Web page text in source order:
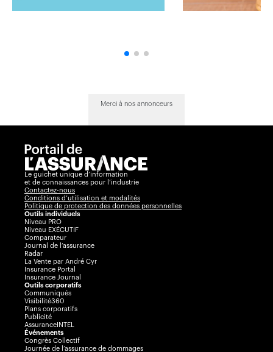
Merci à nos annonceurs
Le guichet unique d’information
et de connaissances pour l’industrie
Contactez-nous
Conditions d’utilisation et modalités
Politique de protection des données personnelles
Outils individuels
Niveau PRO
Niveau EXÉCUTIF
Comparateur
Journal de l’assurance
Radar
La Vente par André Cyr
Insurance Portal
Insurance Journal
Outils corporatifs
Communiqués
Visibilité360
Plans corporatifs
Publicité
AssuranceINTEL
Événements
Congrès Collectif
Journée de l’assurance de dommages